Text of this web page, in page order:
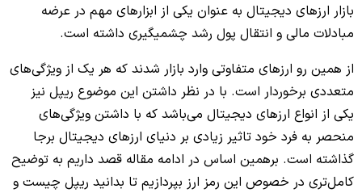
بازار ارزهای دیجیتال به عنوان یکی از ابزارهای مهم در عرضه
مبادلات مالی و انتقال پول رشد چشمیگیری داشته است.
از همین رو ارزهای متفاوتی وارد بازار شدند که هر یک از ویژگی‌های
متعددی برخوردار است. با در نظر داشتن این موضوع ریپل نیز
یکی از انواع ارزهای دیجیتال می‌باشد که با داشتن ویژگی‌های
منحصر به فرد خود تاثیر زیادی بر دنیای ارزهای دیجیتال برجا
گذاشته است. برهمین اساس در ادامه مقاله قصد داریم به توضیح
کامل‌تری در خصوص این رمز ارز بپردازیم تا بدانید ریپل چیست و